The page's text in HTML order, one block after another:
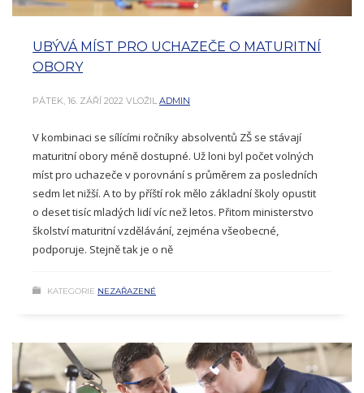
UBÝVÁ MÍST PRO UCHAZEČE O MATURITNÍ
OBORY
PÁTEK, 16. ZÁŘÍ 2022 VLOŽIL ADMIN
V kombinaci se sílícími ročníky absolventů ZŠ se stávají
maturitní obory méně dostupné. Už loni byl počet volných
míst pro uchazeče v porovnání s průměrem za posledních
sedm let nižší. A to by příští rok mělo základní školy opustit
o deset tisíc mladých lidí víc než letos. Přitom ministerstvo
školství maturitní vzdělávání, zejména všeobecné,
podporuje. Stejně tak je o ně
KATEGORIE NEZAŘAZENÉ